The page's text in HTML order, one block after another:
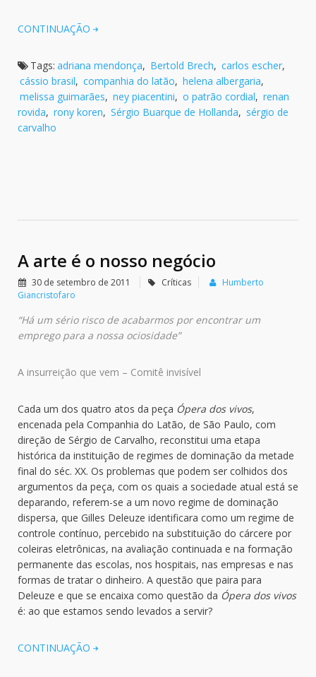
CONTINUAÇÃO
Tags: adriana mendonça, Bertold Brech, carlos escher,
cássio brasil, companhia do latão, helena albergaria,
melissa guimarães, ney piacentini, o patrão cordial, renan
rovida, rony koren, Sérgio Buarque de Hollanda, sérgio de
carvalho
A arte é o nosso negócio
30 de setembro de 2011 Críticas
Humberto
Giancristofaro
“Há um sério risco de acabarmos por encontrar um
emprego para a nossa ociosidade”
A insurreição que vem – Comitê invisível
Cada um dos quatro atos da peça Ópera dos vivos,
encenada pela Companhia do Latão, de São Paulo, com
direção de Sérgio de Carvalho, reconstitui uma etapa
histórica da instituição de regimes de dominação da metade
final do séc. XX. Os problemas que podem ser colhidos dos
argumentos da peça, com os quais a sociedade atual está se
deparando, referem-se a um novo regime de dominação
dispersa, que Gilles Deleuze identificara como um regime de
controle contínuo, percebido na substituição do cárcere por
coleiras eletrônicas, na avaliação continuada e na formação
permanente das escolas, nos hospitais, nas empresas e nas
formas de tratar o dinheiro. A questão que paira para
Deleuze e que se encaixa como questão da Ópera dos vivos
é: ao que estamos sendo levados a servir?
CONTINUAÇÃO